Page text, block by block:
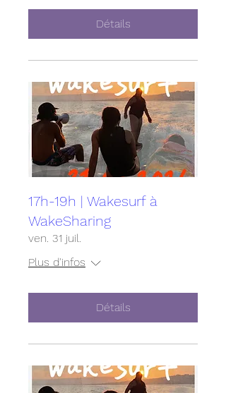
Détails
17h-19h | Wakesurf à
WakeSharing
ven. 31 juil.
Plus d'infos
Détails